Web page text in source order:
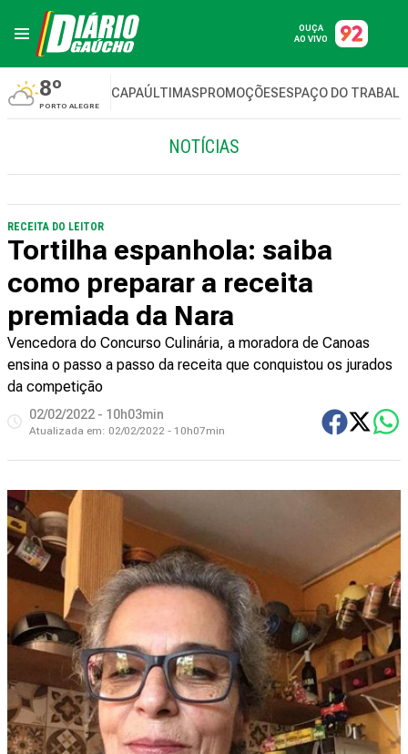
OUÇA
AO VIVO
8º
PORTO ALEGRE
CAPAÚLTIMASPROMOÇÕESESPAÇO DO
NOTÍCIAS
RECEITA DO LEITOR
Tortilha espanhola: saiba
como preparar a receita
premiada da Nara
Vencedora do Concurso Culinária, a moradora de Canoas
ensina o passo a passo da receita que conquistou os jurados
da competição
02/02/2022 - 10h03min
Atualizada em: 02/02/2022 - 10h07min